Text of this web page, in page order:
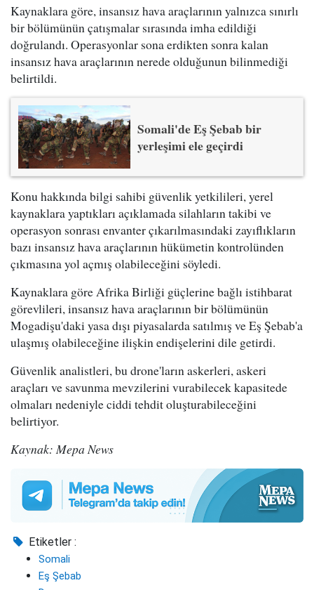
Kaynaklara göre, insansız hava araçlarının yalnızca sınırlı
bir bölümünün çatışmalar sırasında imha edildiği
doğrulandı. Operasyonlar sona erdikten sonra kalan
insansız hava araçlarının nerede olduğunun bilinmediği
belirtildi.
Somali'de Eş Şebab bir
yerleşimi ele geçirdi
Konu hakkında bilgi sahibi güvenlik yetkilileri, yerel
kaynaklara yaptıkları açıklamada silahların takibi ve
operasyon sonrası envanter çıkarılmasındaki zayıflıkların
bazı insansız hava araçlarının hükümetin kontrolünden
çıkmasına yol açmış olabileceğini söyledi.
Kaynaklara göre Afrika Birliği güçlerine bağlı istihbarat
görevlileri, insansız hava araçlarının bir bölümünün
Mogadişu'daki yasa dışı piyasalarda satılmış ve Eş Şebab'a
ulaşmış olabileceğine ilişkin endişelerini dile getirdi.
Güvenlik analistleri, bu drone'ların askerleri, askeri
araçları ve savunma mevzilerini vurabilecek kapasitede
olmaları nedeniyle ciddi tehdit oluşturabileceğini
belirtiyor.
Kaynak: Mepa News
Etiketler :
Somali
Eş Şebab